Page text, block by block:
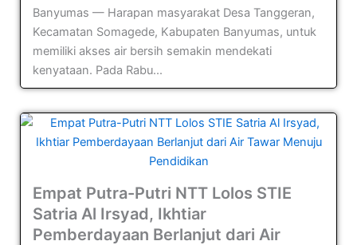
Banyumas — Harapan masyarakat Desa Tanggeran,
Kecamatan Somagede, Kabupaten Banyumas, untuk
memiliki akses air bersih semakin mendekati
kenyataan. Pada Rabu...
Empat Putra-Putri NTT Lolos STIE
Satria Al Irsyad, Ikhtiar
Pemberdayaan Berlanjut dari Air